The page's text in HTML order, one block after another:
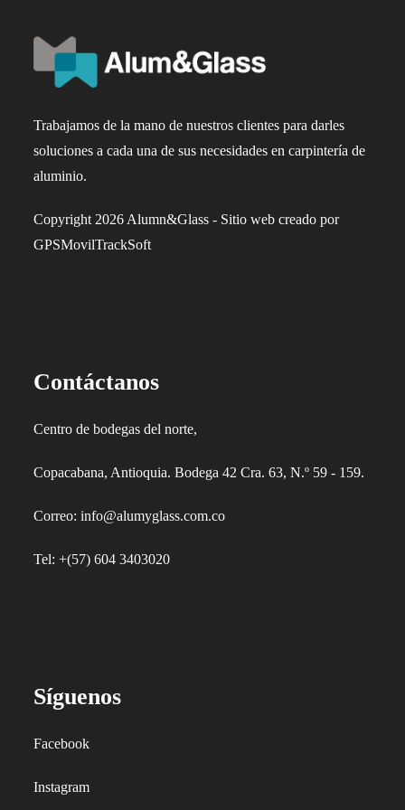
Trabajamos de la mano de nuestros clientes para darles
soluciones a cada una de sus necesidades en carpintería de
aluminio.
Copyright 2026 Alumn&Glass - Sitio web creado por
GPSMovilTrackSoft
Contáctanos
Centro de bodegas del norte,
Copacabana, Antioquia. Bodega 42 Cra. 63, N.º 59 - 159.
Correo: info@alumyglass.com.co
Tel: +(57) 604 3403020
Síguenos
Facebook
Instagram